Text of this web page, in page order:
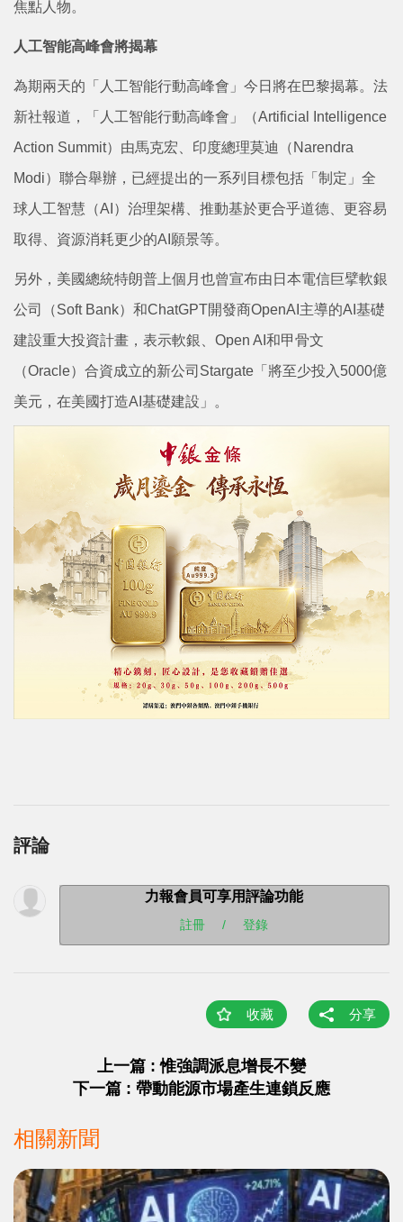
焦點人物。
人工智能高峰會將揭幕
為期兩天的「人工智能行動高峰會」今日將在巴黎揭幕。法
新社報道，「人工智能行動高峰會」（Artificial Intelligence
Action Summit）由馬克宏、印度總理莫迪（Narendra
Modi）聯合舉辦，已經提出的一系列目標包括「制定」全
球人工智慧（AI）治理架構、推動基於更合乎道德、更容易
取得、資源消耗更少的AI願景等。
另外，美國總統特朗普上個月也曾宣布由日本電信巨擘軟銀
公司（Soft Bank）和ChatGPT開發商OpenAI主導的AI基礎
建設重大投資計畫，表示軟銀、Open AI和甲骨文
（Oracle）合資成立的新公司Stargate「將至少投入5000億
美元，在美國打造AI基礎建設」。
評論
力報會員可享用評論功能
註冊 / 登錄
收藏 分享
上一篇 : 惟強調派息增長不變
下一篇 : 帶動能源市場產生連鎖反應
相關新聞